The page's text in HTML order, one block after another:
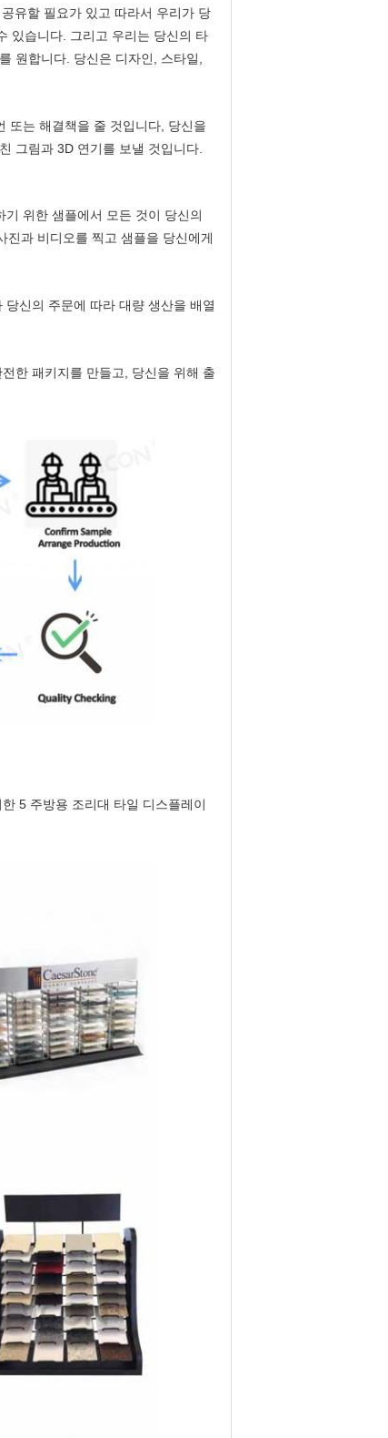
유할 필요가 있고 따라서 우리가 당
있습니다. 그리고 우리는 당신의 타
원합니다. 당신은 디자인, 스타일,
또는 해결책을 줄 것입니다, 당신을
그림과 3D 연기를 보낼 것입니다.
위한 샘플에서 모든 것이 당신의
진과 비디오를 찍고 샘플을 당신에게
신의 주문에 따라 대량 생산을 배열
한 패키지를 만들고, 당신을 위해 출
5 주방용 조리대 타일 디스플레이